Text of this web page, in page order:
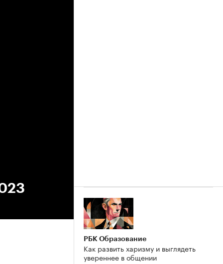
РБК Образование
Как развить харизму и выглядеть
увереннее в общении